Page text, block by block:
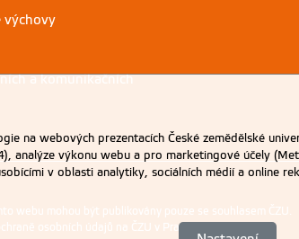
výchovy
a komunikačních
webu mohou být publikovány pouze se souhlasem ČZU.
osobních údajů na ČZU v Praze
na webových prezentacích České zemědělské
analýze výkonu webu a pro marketingové účely
v oblasti analytiky, sociálních médií a online